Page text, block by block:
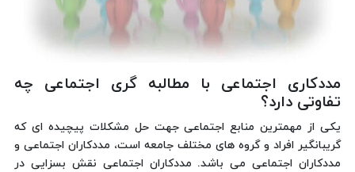
مددکاری اجتماعی با مطالبه گری اجتماعی چه
تفاوتی دارد؟
یکی از مهمترین منابع اجتماعی جهت حل مشکلات پیچیده ای که
گریبانگیر افراد و گروه های مختلف جامعه است، مددکاران اجتماعی‌ و
مددکاران اجتماعی می باشد. مددکاران اجتماعی نقش بسزایی در